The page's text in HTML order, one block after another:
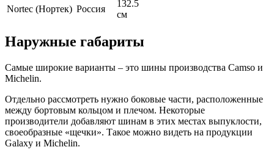
Nortec (Нортек) Россия
132.5
см
Наружные габариты
Самые широкие варианты – это шины производства Camso и
Michelin.
Отдельно рассмотреть нужно боковые части, расположенные
между бортовым кольцом и плечом. Некоторые
производители добавляют шинам в этих местах выпуклости,
своеобразные «щечки». Такое можно видеть на продукции
Galaxy и Michelin.